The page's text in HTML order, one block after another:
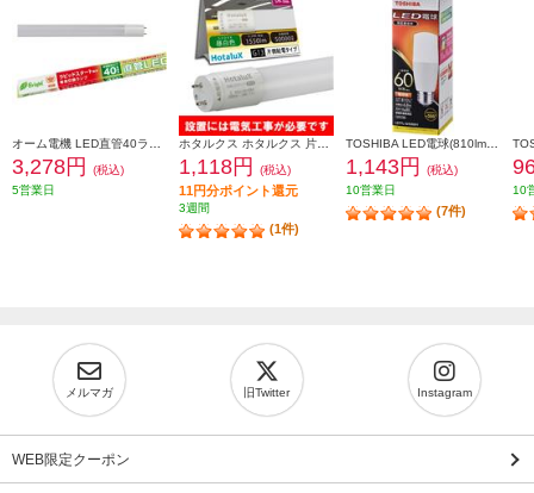
3,278円
(税込)
5営業日
1,118円 (税込)
11円分ポイント還元
3週間
(1件)
1,143円
(税込)
10営業日
(7件)
10
メルマガ 旧Twitter Instagram
WEB限定クーポン